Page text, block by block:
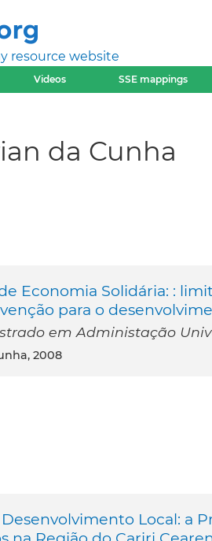
resource website
Videos SSE mappings
da Cunha
Economia Solidária: :
para o
em Administação
2008
Local: a